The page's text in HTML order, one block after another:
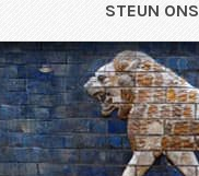
STEUN ONS